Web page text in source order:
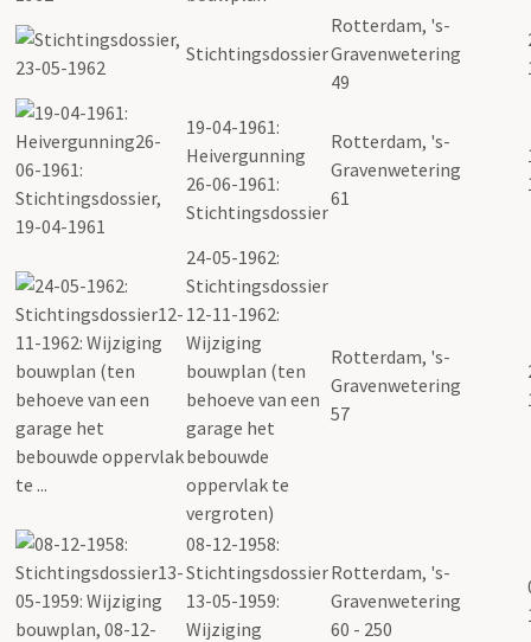
Stichtingsdossier
Rotterdam, 's-
Gravenwetering
49
19-04-1961:
Heivergunning
26-06-1961:
Stichtingsdossier
Rotterdam, 's-
Gravenwetering
61
24-05-1962:
Stichtingsdossier
12-11-1962:
Wijziging
bouwplan (ten
behoeve van een
garage het
bebouwde
oppervlak te
vergroten)
Rotterdam, 's-
Gravenwetering
57
08-12-1958:
Stichtingsdossier
13-05-1959:
Wijziging
Rotterdam, 's-
Gravenwetering
60 - 250